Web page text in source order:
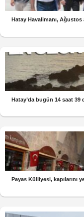
Hatay Havalimanı, Ağustos
Hatay’da bugün 14 saat
Payas Külliyesi, kapılarını